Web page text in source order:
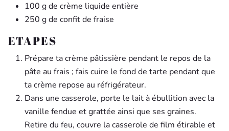
100 g de crème liquide entière
250 g de confit de fraise
ETAPES
Prépare ta crème pâtissière pendant le repos de la
pâte au frais ; fais cuire le fond de tarte pendant que
ta crème repose au réfrigérateur.
Dans une casserole, porte le lait à ébullition avec la
vanille fendue et grattée ainsi que ses graines.
Retire du feu, couvre la casserole de film étirable et